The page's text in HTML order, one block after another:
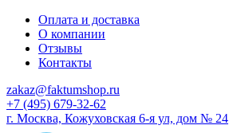
Оплата и доставка
О компании
Отзывы
Контакты
zakaz@faktumshop.ru
+7 (495) 679-32-62
г. Москва, Кожуховская 6-я ул, дом № 24